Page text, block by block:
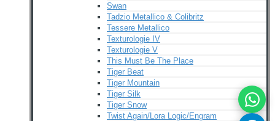
Swan
Tadzio Metallico & Colibritz
Tessere Metallico
Texturologie IV
Texturologie V
This Must Be The Place
Tiger Beat
Tiger Mountain
Tiger Silk
Tiger Snow
Twist Again/Lora Logic/Engram